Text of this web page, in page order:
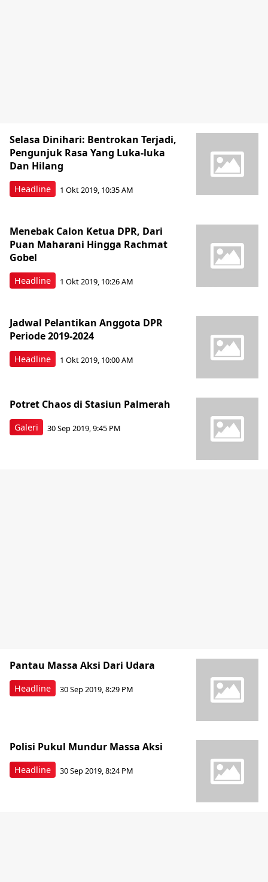
Headline
Selasa Dinihari: Bentrokan Terjadi,
Pengunjuk Rasa Yang Luka-luka
Dan Hilang
1 Okt 2019, 10:35 AM
Headline
Menebak Calon Ketua DPR, Dari
Puan Maharani Hingga Rachmat
Gobel
1 Okt 2019, 10:26 AM
Headline
Jadwal Pelantikan Anggota DPR
Periode 2019-2024
1 Okt 2019, 10:00 AM
Galeri
Potret Chaos di Stasiun Palmerah
30 Sep 2019, 9:45 PM
Headline
Pantau Massa Aksi Dari Udara
30 Sep 2019, 8:29 PM
Headline
Polisi Pukul Mundur Massa Aksi
30 Sep 2019, 8:24 PM